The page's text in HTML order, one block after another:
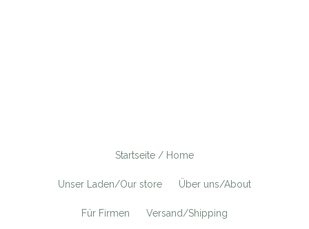
Startseite / Home
Unser Laden/Our store Über uns/About
Für Firmen Versand/Shipping